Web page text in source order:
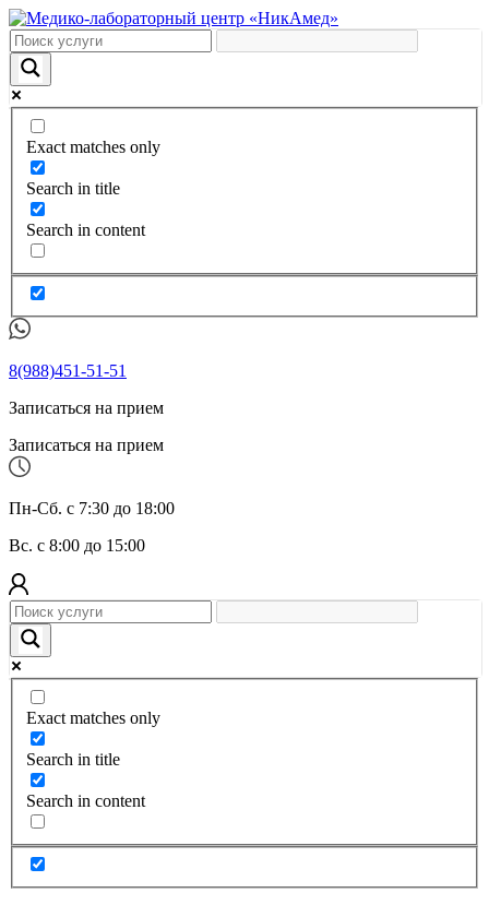
Exact matches only
Search in title
Search in content
8(988)451-51-51
Записаться на прием
Записаться на прием
Пн-Сб. с 7:30 до 18:00
Вс. с 8:00 до 15:00
Exact matches only
Search in title
Search in content